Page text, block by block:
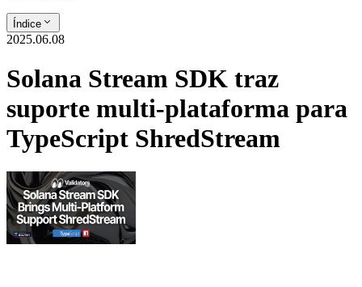
Índice
2025.06.08
Solana Stream SDK traz
suporte multi-plataforma para
TypeScript ShredStream